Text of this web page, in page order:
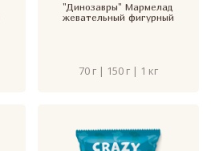
"Динозавры" Мармелад
жевательный фигурный
70 г | 150 г | 1 кг